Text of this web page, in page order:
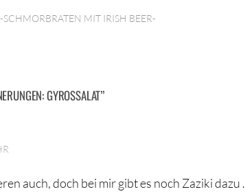
MIT IRISH BEER-
GYROSSALAT”
auch, doch bei mir gibt es noch Zaziki dazu .